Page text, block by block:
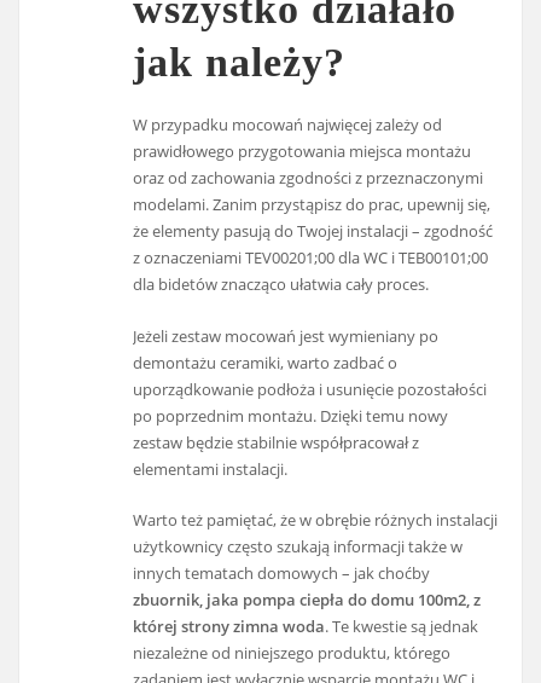
wszystko działało
jak należy?
W przypadku mocowań najwięcej zależy od
prawidłowego przygotowania miejsca montażu
oraz od zachowania zgodności z przeznaczonymi
modelami. Zanim przystąpisz do prac, upewnij się,
że elementy pasują do Twojej instalacji – zgodność
z oznaczeniami TEV00201;00 dla WC i TEB00101;00
dla bidetów znacząco ułatwia cały proces.
Jeżeli zestaw mocowań jest wymieniany po
demontażu ceramiki, warto zadbać o
uporządkowanie podłoża i usunięcie pozostałości
po poprzednim montażu. Dzięki temu nowy
zestaw będzie stabilnie współpracował z
elementami instalacji.
Warto też pamiętać, że w obrębie różnych instalacji
użytkownicy często szukają informacji także w
innych tematach domowych – jak choćby
zbuornik, jaka pompa ciepła do domu 100m2, z
której strony zimna woda. Te kwestie są jednak
niezależne od niniejszego produktu, którego